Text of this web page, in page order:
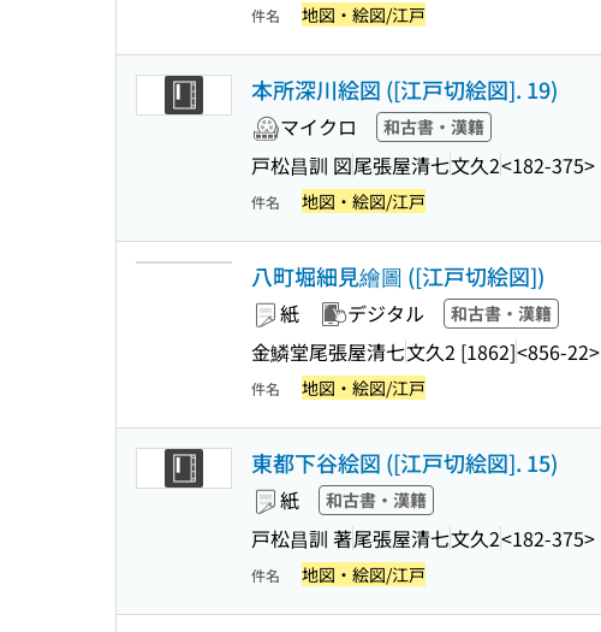
件名 地図・絵図/江戸
本所深川絵図 ([江戸切絵図]. 19)
マイクロ 和古書・漢籍
戸松昌訓 図尾張屋清七文久2<182-375>
件名 地図・絵図/江戸
八町堀細見繪圖 ([江戸切絵図])
紙 デジタル 和古書・漢籍
金鱗堂尾張屋清七文久2 [1862]<856-22>
件名 地図・絵図/江戸
東都下谷絵図 ([江戸切絵図]. 15)
紙 和古書・漢籍
戸松昌訓 著尾張屋清七文久2<182-375>
件名 地図・絵図/江戸